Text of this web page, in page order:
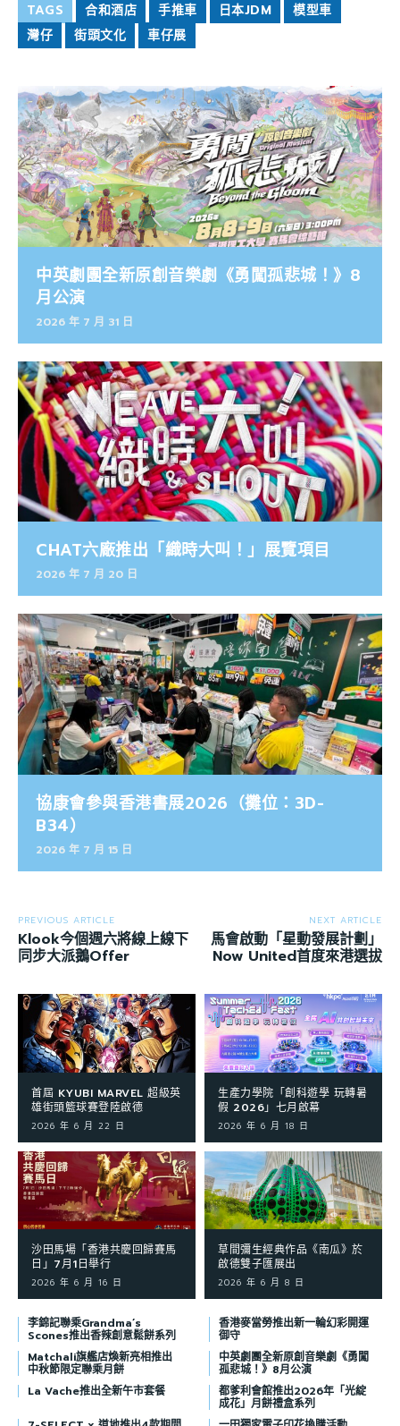
TAGS 合和酒店 手推車 日本JDM
模型車
灣仔
街頭文化 車仔展
中英劇團全新原創音樂劇《勇闖孤悲城！》8
月公演
2026 年 7 月 31 日
CHAT六廠推出「織時大叫！」展覽項目
2026 年 7 月 20 日
協康會參與香港書展2026（攤位：3D-
B34）
2026 年 7 月 15 日
PREVIOUS ARTICLE
Klook今個週六將線上線下
同步大派鵝Offer
NEXT ARTICLE
馬會啟動「星動發展計劃」
Now United首度來港選拔
首屆 KYUBI MARVEL 超級英
雄街頭籃球賽登陸啟德
2026 年 6 月 22 日
生產力學院「創科遊學 玩轉暑
假 2026」七月啟幕
2026 年 6 月 18 日
沙田馬場「香港共慶回歸賽馬
日」7月1日舉行
2026 年 6 月 16 日
草間彌生經典作品《南瓜》於
啟德雙子匯展出
2026 年 6 月 8 日
李錦記聯乘Grandma’s
Scones推出香辣創意鬆餅系列
香港麥當勞推出新一輪幻彩開運
御守
Matchali旗艦店煥新亮相推出
中秋節限定聯乘月餅
中英劇團全新原創音樂劇《勇闖
孤悲城！》8月公演
La Vache推出全新午市套餐
都爹利會館推出2026年「光綻
成花」月餅禮盒系列